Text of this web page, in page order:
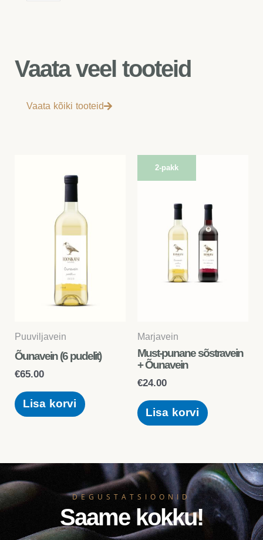
Vaata veel tooteid
Vaata kõiki tooteid
Puuviljavein
Õunavein (6 pudelit)
€65.00
Lisa korvi
2-pakk
Marjavein
Must-punane sõstravein
+ Õunavein
€24.00
Lisa korvi
DEGUSTATSIOONID
Saame kokku!